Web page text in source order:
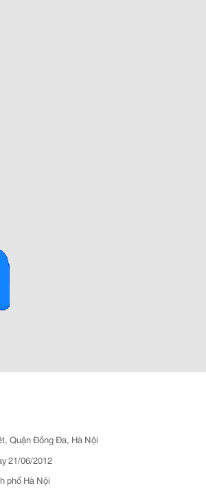
Quận Đống Đa, Hà Nội
21/06/2012
phố Hà Nội